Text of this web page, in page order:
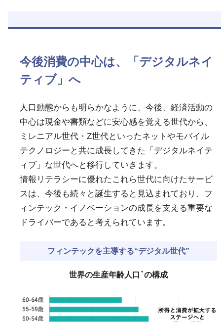
今後消費の中心は、「デジタルネイ
ティブ」へ
人口動態からも明らかなように、今後、経済活動の
中心は現金や書類などに安心感を覚える世代から、
ミレニアル世代・Z世代といったネットやモバイル
テクノロジーと共に成長してきた「デジタルネイテ
ィブ」な世代へと移行していきます。
情報リテラシーに優れたこれら世代に向けたサービ
スは、今後も続々と誕生すると見込まれており、フ
ィンテック・イノベーションの成長を支える重要な
ドライバーであると考えられています。
フィンテックを主導する“デジタル世代”
世界の生産年齢人口 ＊ の構成